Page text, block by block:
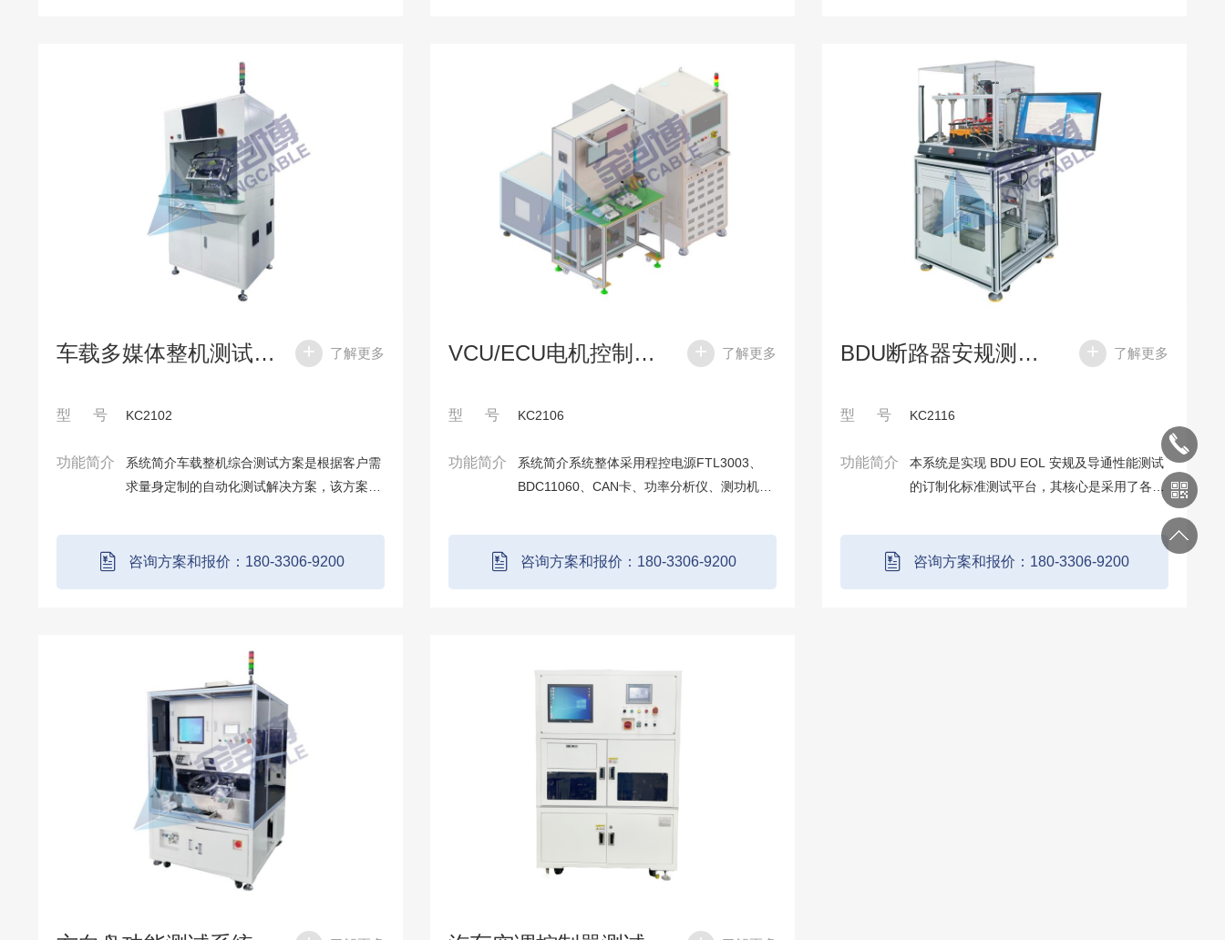
车载多媒体整机测试系统 了解更多
型 号 KC2102
功能简介
系统简介车载整机综合测试方案是根据客户需
求量身定制的自动化测试解决方案，该方案运
件，实现了对各种类型的车载FM、AM、
WiFi、蓝牙、DAB、倒车影像等部件的功能性
咨询方案和报价：180-3306-9200
VCU/ECU电机控制器测试系统 了解更多
型 号 KC2106
功能简介
系统简介系统整体采用程控电源FTL3003、
BDC11060、CAN卡、功率分析仪、测功机等
拟仪器技术对相关功能进行测试，并将检测结
果保存到数据库。所有测试项目都由电脑直接
咨询方案和报价：180-3306-9200
BDU断路器安规测试系统 了解更多
型 号 KC2116
功能简介
本系统是实现 BDU EOL 安规及导通性能测试
的订制化标准测试平台，其核心是采用了各种
仪、电源），结合在线（离线）机柜、探针、
产线 PLC 交互等。
咨询方案和报价：180-3306-9200